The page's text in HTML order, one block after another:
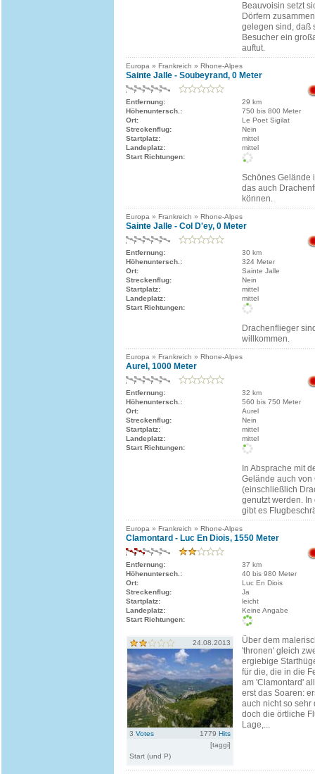
Beauvoisin setzt
Dörfern
gelegen sind, daß
Besucher ein
auftut.
Europa » Frankreich » Rhone-Alpes
Sainte Jalle - Soubeyrand, 0 Meter
Entfernung:
29 km
Höhenuntersch.:
750 bis 800 Meter
Ort:
Le Poet Sigilat
Streckenflug:
Nein
Startplatz:
mittel
Landeplatz:
mittel
Start Richtungen:
Schönes Gelände
das auch
können.
Europa » Frankreich » Rhone-Alpes
Sainte Jalle - Col D'ey, 0 Meter
Entfernung:
30 km
Höhenuntersch.:
324 Meter
Ort:
Sainte Jalle
Streckenflug:
Nein
Startplatz:
mittel
Landeplatz:
mittel
Start Richtungen:
Drachenflieger
willkommen.
Europa » Frankreich » Rhone-Alpes
Aurel, 1000 Meter
Entfernung:
32 km
Höhenuntersch.:
560 bis 750 Meter
Ort:
Aurel
Streckenflug:
Nein
Startplatz:
mittel
Landeplatz:
mittel
Start Richtungen:
In Absprache mit
Gelände auch von
(einschließlich
genutzt werden.
gibt es
Europa » Frankreich » Rhone-Alpes
Clamontard - Luc En Diois, 1550 Meter
Entfernung:
37 km
Höhenuntersch.:
40 bis 980 Meter
Ort:
Luc En Diois
Streckenflug:
Ja
Startplatz:
leicht
Landeplatz:
Keine Angabe
Start Richtungen:
24.08.2013
3 Votes 1779 Hits
[taggi]
Start (und P)
Über dem
'thronen' gleich
ergiebige
für die, die in die
am 'Clamontard'
erst das Soaren:
auch nicht so sehr
doch die örtliche
Lage,...